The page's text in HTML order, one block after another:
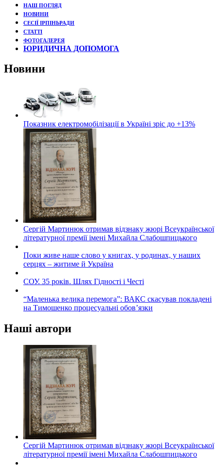
НАШ ПОГЛЯД
НОВИНИ
СЕСІЇ ІРПІНЬРАДИ
СТАТТІ
ФОТОГАЛЕРЕЯ
ЮРИДИЧНА ДОПОМОГА
Новини
Показник електромобілізації в Україні зріс до +13%
Сергій Мартинюк отримав відзнаку жюрі Всеукраїнської
літературної премії імені Михайла Слабошпицького
Поки живе наше слово у книгах, у родинах, у наших
серцях – житиме й Україна
СОУ. 35 років. Шлях Гідності і Честі
“Маленька велика перемога”: ВАКС скасував покладені
на Тимошенко процесуальні обов’язки
Наші автори
Сергій Мартинюк отримав відзнаку жюрі Всеукраїнської
літературної премії імені Михайла Слабошпицького